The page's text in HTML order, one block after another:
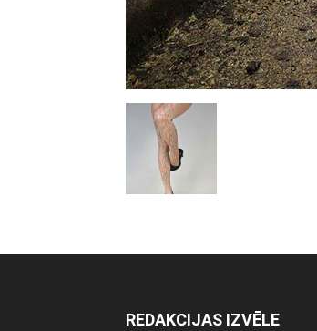
REDAKCIJAS IZVĒLE